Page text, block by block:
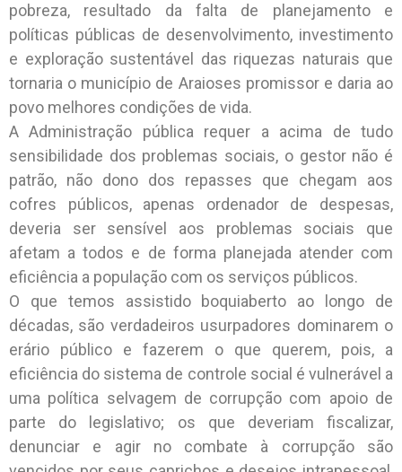
pobreza, resultado da falta de planejamento e
políticas públicas de desenvolvimento, investimento
e exploração sustentável das riquezas naturais que
tornaria o município de Araioses promissor e daria ao
povo melhores condições de vida.
A Administração pública requer a acima de tudo
sensibilidade dos problemas sociais, o gestor não é
patrão, não dono dos repasses que chegam aos
cofres públicos, apenas ordenador de despesas,
deveria ser sensível aos problemas sociais que
afetam a todos e de forma planejada atender com
eficiência a população com os serviços públicos.
O que temos assistido boquiaberto ao longo de
décadas, são verdadeiros usurpadores dominarem o
erário público e fazerem o que querem, pois, a
eficiência do sistema de controle social é vulnerável a
uma política selvagem de corrupção com apoio de
parte do legislativo; os que deveriam fiscalizar,
denunciar e agir no combate à corrupção são